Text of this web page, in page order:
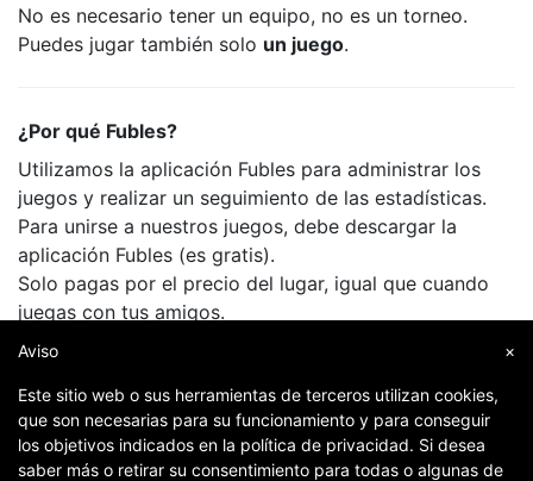
No es necesario tener un equipo, no es un torneo.
Puedes jugar también solo un juego.
¿Por qué Fubles?
Utilizamos la aplicación Fubles para administrar los
juegos y realizar un seguimiento de las estadísticas.
Para unirse a nuestros juegos, debe descargar la
aplicación Fubles (es gratis).
Solo pagas por el precio del lugar, igual que cuando
juegas con tus amigos.
×
Aviso
Este sitio web o sus herramientas de terceros utilizan cookies,
que son necesarias para su funcionamiento y para conseguir
los objetivos indicados en la política de privacidad. Si desea
saber más o retirar su consentimiento para todas o algunas de